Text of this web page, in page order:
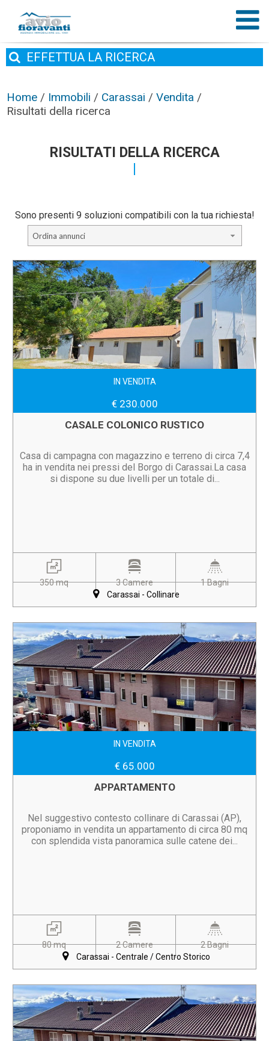
EFFETTUA LA RICERCA
Home / Immobili / Carassai /Vendita /
Risultati della ricerca
RISULTATI DELLA RICERCA
Sono presenti 9 soluzioni compatibili con la tua richiesta!
Ordina annunci
IN VENDITA
€ 230.000
CASALE COLONICO RUSTICO
Casa di campagna con magazzino e terreno di circa 7,4
ha in vendita nei pressi del Borgo di Carassai.La casa
si dispone su due livelli per un totale di...
350 mq 3 Camere
1 Bagni
Carassai - Collinare
IN VENDITA
€ 65.000
APPARTAMENTO
Nel suggestivo contesto collinare di Carassai (AP),
proponiamo in vendita un appartamento di circa 80 mq
con splendida vista panoramica sulle catene dei...
80 mq 2 Camere
2 Bagni
Carassai - Centrale / Centro Storico